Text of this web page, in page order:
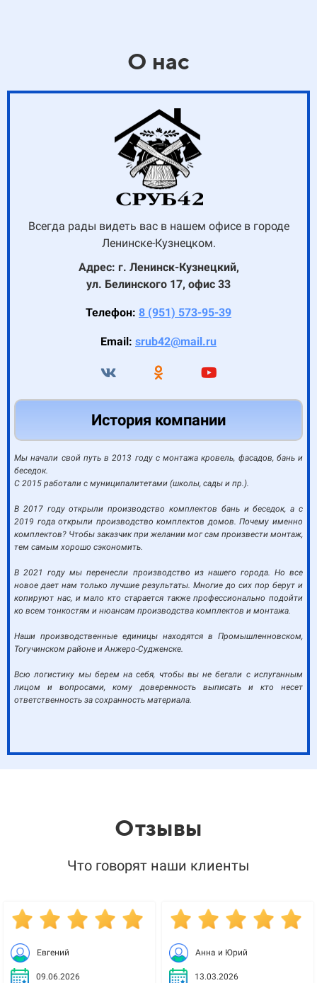
О нас
Всегда рады видеть вас в нашем офисе в городе
Ленинске-Кузнецком.
Адрес: г. Ленинск-Кузнецкий,
ул. Белинского 17, офис 33
Телефон: 8 (951) 573-95-39
Email: srub42@mail.ru
История компании
Мы начали свой путь в 2013 году с монтажа кровель, фасадов, бань и
беседок.
С 2015 работали с муниципалитетами (школы, сады и пр.).
В 2017 году открыли производство комплектов бань и беседок, а с
2019 года открыли производство комплектов домов. Почему именно
комплектов? Чтобы заказчик при желании мог сам произвести монтаж,
тем самым хорошо сэкономить.
В 2021 году мы перенесли производство из нашего города. Но все
новое дает нам только лучшие результаты. Многие до сих пор берут и
копируют нас, и мало кто старается также профессионально подойти
ко всем тонкостям и нюансам производства комплектов и монтажа.
Наши производственные единицы находятся в Промышленновском,
Тогучинском районе и Анжеро-Судженске.
Всю логистику мы берем на себя, чтобы вы не бегали с испуганным
лицом и вопросами, кому доверенность выписать и кто несет
ответственность за сохранность материала.
Отзывы
Что говорят наши клиенты
Евгений
09.06.2026
Анна и Юрий
13.03.2026